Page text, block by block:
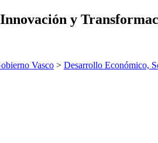
y
Vasco > Desarrollo Económico,